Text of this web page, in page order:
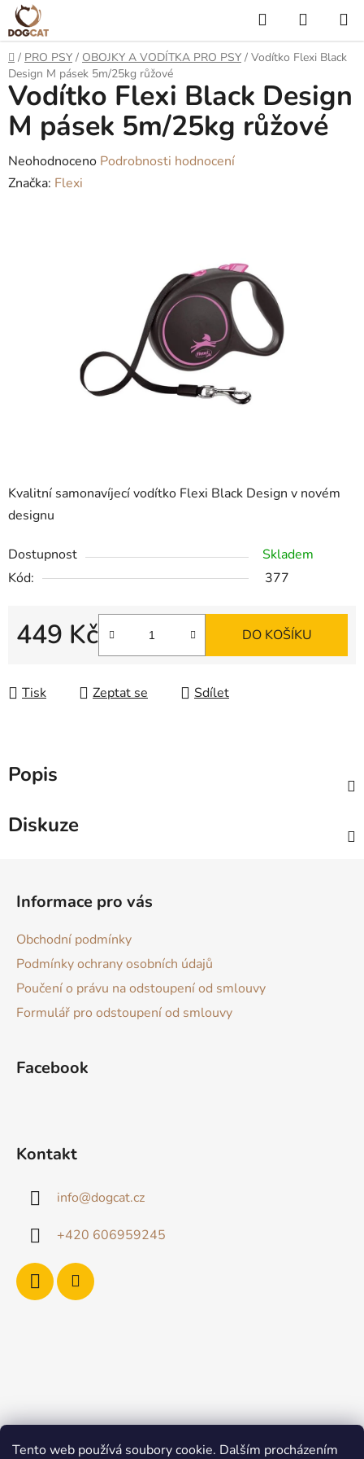
Tento web používá soubory cookie. Dalším procházením
Přejít
na
obsah
Hledat
KOŠÍK
Domů
/ PRO PSY / OBOJKY A VODÍTKA PRO PSY / Vodítko Flexi Black
Design M pásek 5m/25kg růžové
Kvalitní samonavíjecí vodítko Flexi Black Design v novém
designu
Dostupnost
Skladem
Kód:
377
449 Kč DO KOŠÍKU
Tisk Zeptat se Sdílet
Vodítko Flexi Black Design
M pásek 5m/25kg růžové
Průměrné
hodnocení
Neohodnoceno Podrobnosti hodnocení
Značka: Flexi
Popis
Diskuze
Informace pro vás
Obchodní podmínky
Podmínky ochrany osobních údajů
Poučení o právu na odstoupení od smlouvy
Formulář pro odstoupení od smlouvy
Facebook
Kontakt
info@dogcat.cz
+420 606959245